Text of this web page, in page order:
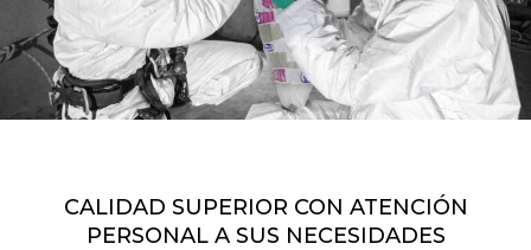
CALIDAD SUPERIOR CON ATENCIÓN
PERSONAL A SUS NECESIDADES